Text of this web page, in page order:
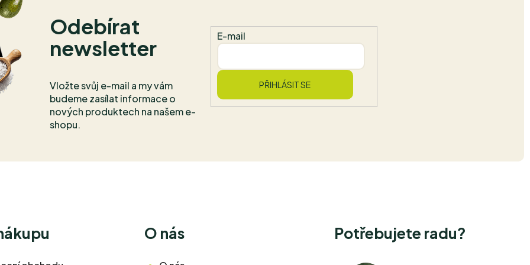
Odebírat
newsletter
Vložte svůj e-mail a my vám
budeme zasílat informace o
nových produktech na našem e-
shopu.
E-mail
PŘIHLÁSIT SE
O nás Potřebujete radu?